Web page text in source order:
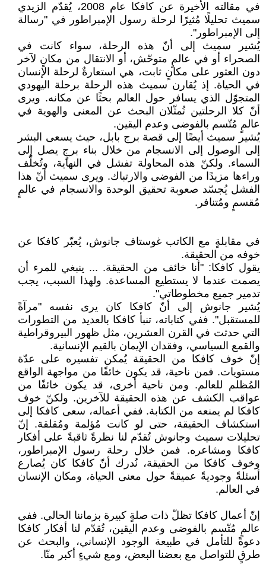
في مقالته الأخيرة عن كافكا عام 2008، يُقدّم الزيدي
سميث تحليلًا مُثيرًا لرحلة رسول الإمبراطور في "رسالة
إلى الإمبراطور".
يُشير سميث إلى أنّ هذه الرحلة، سواء كانت في
الصحراء أو في عالمٍ متوحّش، أو الانتقال من مكانٍ لآخر
دون العثور على مكانٍ ثابت، هي استعارةٌ لرحلة الإنسان
في الحياة. إذ يُقارن سميث هذه الرحلة برحلة اليهودي
المتجوّل الذي يسافر حول العالم بحثًا عن مكانه. ويرى
أنّ كلا الرحلتين تُمثّلان البحث عن المعنى والهوية في
عالمٍ مُتّسم بالفوضى وعدم اليقين.
يُشير سميث أيضًا إلى قصة برج بابل، حيث يسعى البشر
إلى الوصول إلى الانسجام من خلال بناء برجٍ يصل إلى
السماء. ولكنّ هذه المحاولة تفشل في النهاية، وتُخلّف
وراءها مزيدًا من الفوضى والارتباك. ويرى سميث أنّ هذا
الفشل يُجسّد صعوبة تحقيق الوحدة والانسجام في عالمٍ
مُقسمٍ ومُتنافر.
في مقابلةٍ مع الكاتب غوستاف جانوش، يُعبّر كافكا عن
خوفه من الحقيقة.
يقول كافكا: "أنا خائف من الحقيقة. ... ينبغي للمرء أن
يصمت عندما لا يستطيع المساعدة. ولهذا السبب، يجب
تدمير جميع مخطوطاتي".
يُشير جانوش إلى أنّ كافكا كان يرى نفسه "مرآةً
للمستقبل". ففي كتاباته، تنبأ كافكا بالعديد من التطورات
التي حدثت في القرن العشرين، مثل ظهور البيروقراطية
والقمع السياسي، وفقدان الإيمان بالقيم الإنسانية.
إنّ خوف كافكا من الحقيقة يُمكن تفسيره على عدّة
مستويات. فمن ناحية، قد يكون خائفًا من مواجهة الواقع
المُظلم للعالم. ومن ناحية أخرى، قد يكون خائفًا من
عواقب الكشف عن هذه الحقيقة للآخرين. ولكنّ خوف
كافكا لم يمنعه من الكتابة. ففي أعماله، سعى كافكا إلى
استكشاف الحقيقة، حتى لو كانت مُؤلمة ومُقلقة. إنّ
تحليلات سميث وجانوش تُقدّم لنا نظرةً ثاقبةً على أفكار
كافكا ومشاعره. فمن خلال رحلة رسول الإمبراطور،
وخوف كافكا من الحقيقة، نُدرك أنّ كافكا كان يُصارع
أسئلةً وجوديةً عميقةً حول معنى الحياة، ومكان الإنسان
في العالم.
إنّ أعمال كافكا تظلّ ذات صلةٍ كبيرة بزماننا الحالي. ففي
عالمٍ مُتّسم بالفوضى وعدم اليقين، تُقدّم لنا أفكار كافكا
دعوةً للتأمل في طبيعة الوجود الإنساني، والبحث عن
طرقٍ للتواصل مع بعضنا البعض، ومع شيءٍ أكبر منّا.